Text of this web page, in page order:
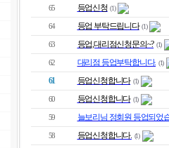
65 등업신청 (1)
64 등업 부탁드립니다 (1)
63 등업,대리점신청문의~? (1)
62 대리점 등업부탁합니다. (1)
61 등업신청합니다 (1)
60 등업신청합니다 (1)
59 늘보리님 정회원 등업되었
58 등업신청합니다. (1)